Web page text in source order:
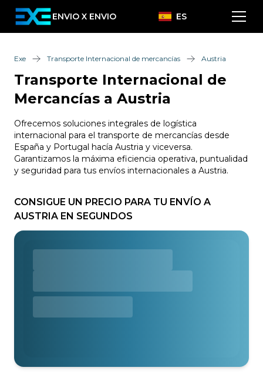
ENVIO X ENVIO ES
Exe Transporte Internacional de mercancías Austria
Transporte Internacional de
Mercancías a Austria
Ofrecemos soluciones integrales de logística
internacional para el transporte de mercancías desde
España y Portugal hacía Austria y viceversa.
Garantizamos la máxima eficiencia operativa, puntualidad
y seguridad para tus envíos internacionales a Austria.
CONSIGUE UN PRECIO PARA TU ENVÍO A
AUSTRIA EN SEGUNDOS